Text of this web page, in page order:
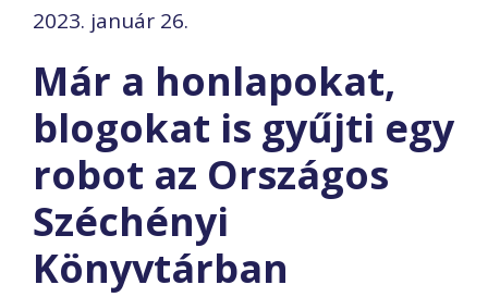
2023. január 26.
Már a honlapokat,
blogokat is gyűjti egy
robot az Országos
Széchényi
Könyvtárban